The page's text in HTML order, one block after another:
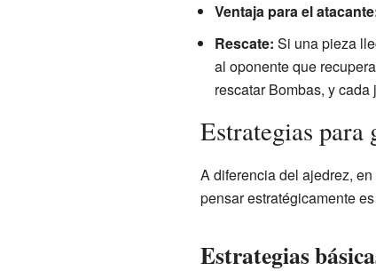
Ventaja para el
Rescate: Si una pieza
al oponente que
rescatar Bombas, y
Estrategias para
A diferencia del ajedrez,
pensar estratégicamente
Estrategias